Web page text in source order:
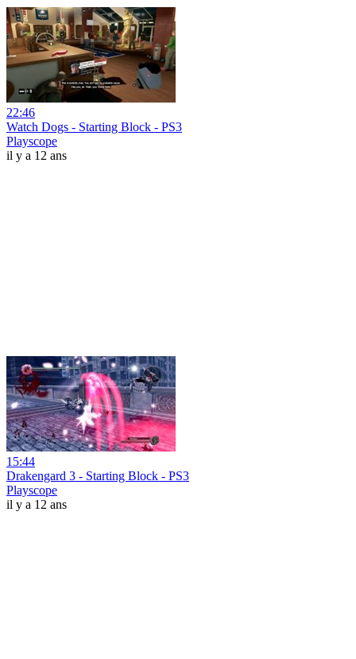
22:46
Watch Dogs - Starting Block - PS3
Playscope
il y a 12 ans
15:44
Drakengard 3 - Starting Block - PS3
Playscope
il y a 12 ans